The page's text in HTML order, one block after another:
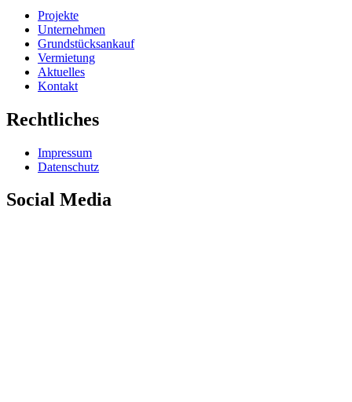
Projekte
Unternehmen
Grundstücksankauf
Vermietung
Aktuelles
Kontakt
Rechtliches
Impressum
Datenschutz
Social Media